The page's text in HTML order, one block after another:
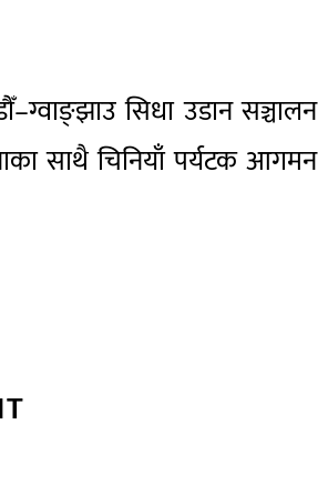
सिधा उडान सञ्चालन
साथै चिनियाँ पर्यटक आगमन